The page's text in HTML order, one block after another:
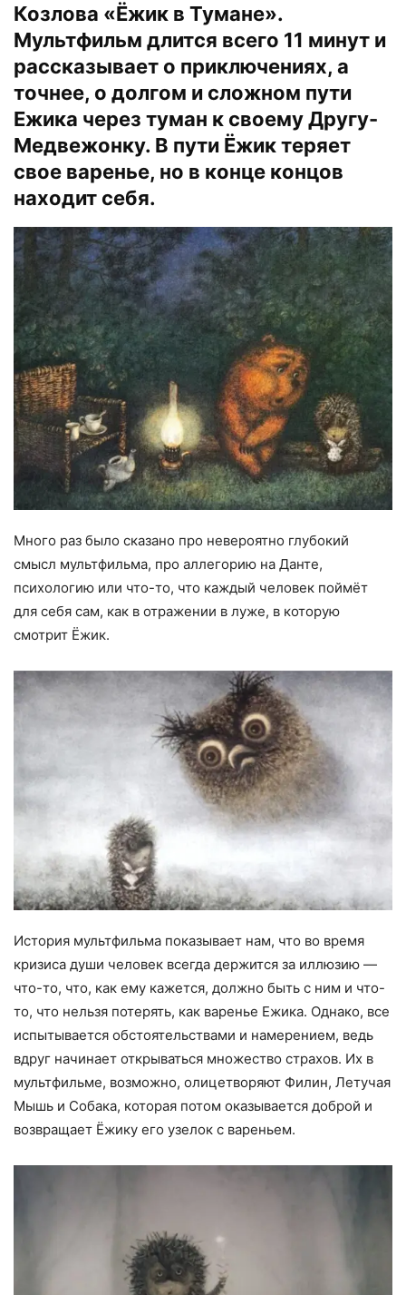
Козлова «Ёжик в Тумане».
Мультфильм длится всего 11 минут и
рассказывает о приключениях, а
точнее, о долгом и сложном пути
Ежика через туман к своему Другу-
Медвежонку. В пути Ёжик теряет
свое варенье, но в конце концов
находит себя.
Много раз было сказано про невероятно глубокий
смысл мультфильма, про аллегорию на Данте,
психологию или что-то, что каждый человек поймёт
для себя сам, как в отражении в луже, в которую
смотрит Ёжик.
История мультфильма показывает нам, что во время
кризиса души человек всегда держится за иллюзию —
что-то, что, как ему кажется, должно быть с ним и что-
то, что нельзя потерять, как варенье Ежика. Однако, все
испытывается обстоятельствами и намерением, ведь
вдруг начинает открываться множество страхов. Их в
мультфильме, возможно, олицетворяют Филин, Летучая
Мышь и Собака, которая потом оказывается доброй и
возвращает Ёжику его узелок с вареньем.